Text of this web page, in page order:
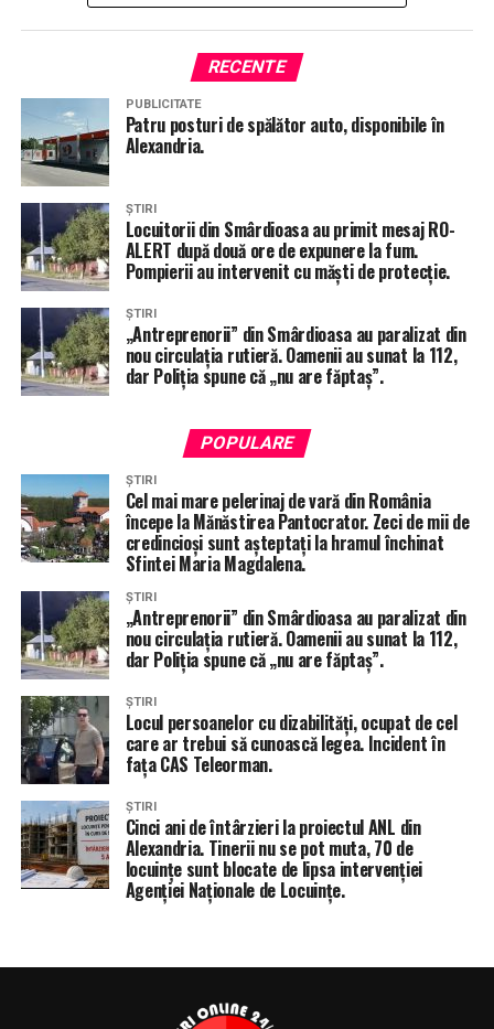
ACCIDENT VICTIME TRLEORMAN
STIRI ALEXANDRIA
STIRI OLTENI
STIRI TELEORMAN
Accident între două TIR-uri! Unul dintre șoferi a ajuns la
spital/FOTO
NU RATA
Consilierul local Gabriel Bulumac vrea să cumpere
aparate DrugTest pentru Poliție din banii Primăriei
Alexandria:”Să creștem siguranța pe drumurile publice”
RECENTE
PUBLICITATE
Patru posturi de spălător auto, disponibile în
Alexandria.
ȘTIRI
Locuitorii din Smârdioasa au primit mesaj RO-
ALERT după două ore de expunere la fum.
Pompierii au intervenit cu măști de protecție.
ȘTIRI
„Antreprenorii” din Smârdioasa au paralizat din
nou circulația rutieră. Oamenii au sunat la 112,
dar Poliția spune că „nu are făptaș”.
POPULARE
ȘTIRI
Cel mai mare pelerinaj de vară din România
începe la Mănăstirea Pantocrator. Zeci de mii de
credincioși sunt așteptați la hramul închinat
Sfintei Maria Magdalena.
ȘTIRI
„Antreprenorii” din Smârdioasa au paralizat din
nou circulația rutieră. Oamenii au sunat la 112,
dar Poliția spune că „nu are făptaș”.
ȘTIRI
Locul persoanelor cu dizabilități, ocupat de cel
care ar trebui să cunoască legea. Incident în
fața CAS Teleorman.
ȘTIRI
Cinci ani de întârzieri la proiectul ANL din
Alexandria. Tinerii nu se pot muta, 70 de
locuințe sunt blocate de lipsa intervenției
Agenției Naționale de Locuințe.